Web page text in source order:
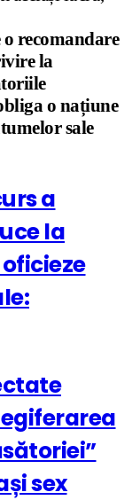
recomandare
la
o națiune
sale
a
la
sex